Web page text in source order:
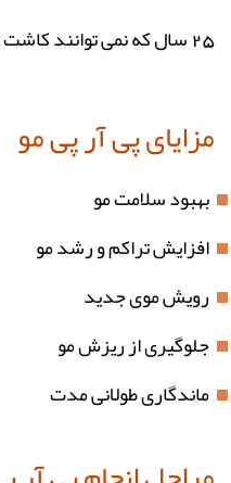
25 سال که نمی توانند کاشت مو انجام دهند.
مزایای پی آر پی مو
بهبود سلامت مو
افزایش تراکم و رشد مو
رویش موی جدید
جلوگیری از ریزش مو
ماندگاری طولانی مدت